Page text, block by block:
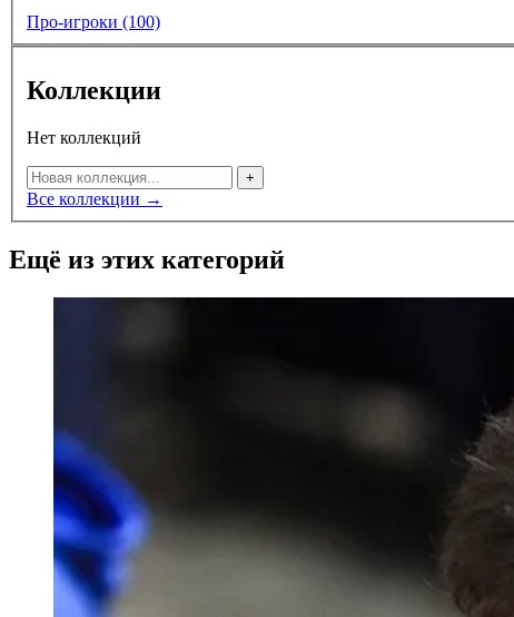
Про-игроки (100)
Коллекции
Нет коллекций
+
Все коллекции →
Ещё из этих категорий